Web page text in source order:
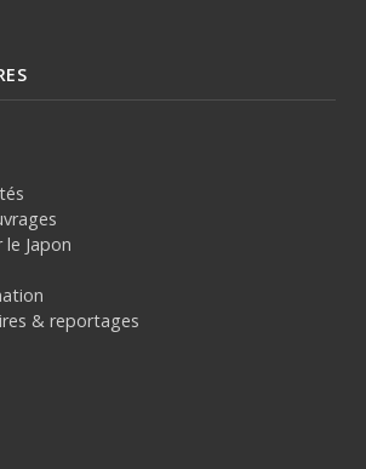
le Japon
& reportages